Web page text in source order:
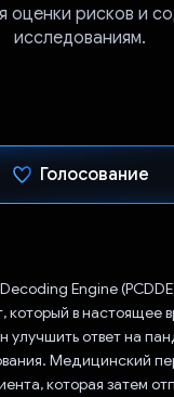
оценки рисков и
исследованиям.
Голосование
Engine
который в настоящее
улучшить ответ на
Медицинский
которая затем